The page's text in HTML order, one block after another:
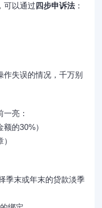
可以通过 四步申诉法：
失误的情况，千万别
亮：
的30%）
季末或年末的贷款淡季